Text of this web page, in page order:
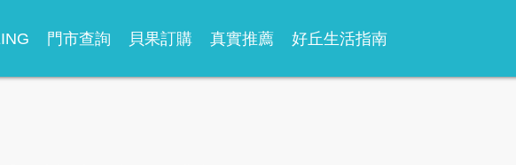
門市查詢 貝果訂購 真實推薦 好丘生活指南